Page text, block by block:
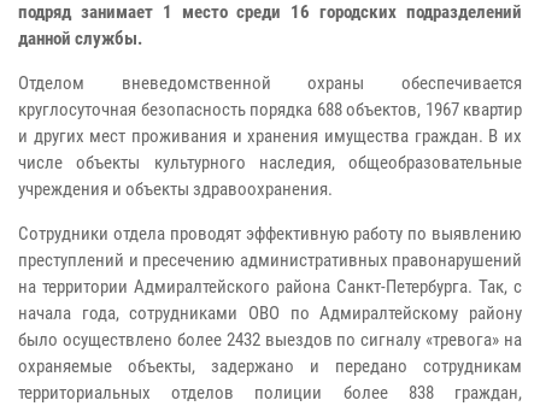
подряд занимает 1 место среди 16 городских подразделений
данной службы.
Отделом вневедомственной охраны обеспечивается
круглосуточная безопасность порядка 688 объектов, 1967 квартир
и других мест проживания и хранения имущества граждан. В их
числе объекты культурного наследия, общеобразовательные
учреждения и объекты здравоохранения.
Сотрудники отдела проводят эффективную работу по выявлению
преступлений и пресечению административных правонарушений
на территории Адмиралтейского района Санкт-Петербурга. Так, с
начала года, сотрудниками ОВО по Адмиралтейскому району
было осуществлено более 2432 выездов по сигналу «тревога» на
охраняемые объекты, задержано и передано сотрудникам
территориальных отделов полиции более 838 граждан,